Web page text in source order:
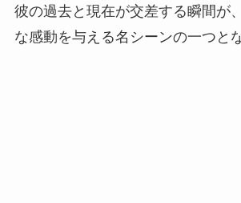
彼の過去と現在が交差する瞬間が
な感動を与える名シーンの一つと